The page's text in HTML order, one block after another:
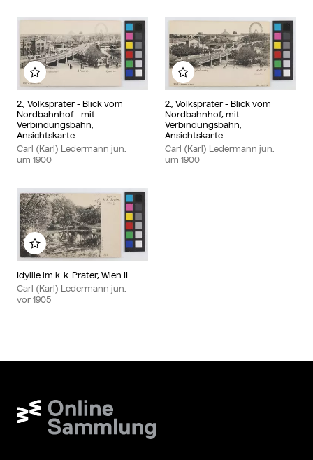
2., Volksprater - Blick vom
Nordbahnhof - mit
Verbindungsbahn,
Ansichtskarte
Carl (Karl) Ledermann jun.
um 1900
Zu meinem Album hinzufügen
2., Volksprater - Blick vom
Nordbahnhof, mit
Verbindungsbahn,
Ansichtskarte
Carl (Karl) Ledermann jun.
um 1900
Zu meinem Album
Idyllle im k. k. Prater, Wien II.
Carl (Karl) Ledermann jun.
vor 1905
Zu meinem Album hinzufügen
Wien Museum Online Sammlung